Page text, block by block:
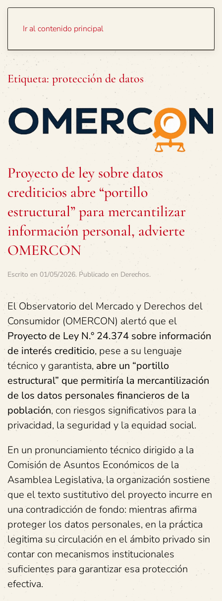
Ir al contenido principal
Etiqueta: protección de datos
Proyecto de ley sobre datos
crediticios abre “portillo
estructural” para mercantilizar
información personal, advierte
OMERCON
Escrito en 01/05/2026. Publicado en Derechos.
El Observatorio del Mercado y Derechos del
Consumidor (OMERCON) alertó que el
Proyecto de Ley N.° 24.374 sobre información
de interés crediticio, pese a su lenguaje
técnico y garantista, abre un “portillo
estructural” que permitiría la mercantilización
de los datos personales financieros de la
población, con riesgos significativos para la
privacidad, la seguridad y la equidad social.
En un pronunciamiento técnico dirigido a la
Comisión de Asuntos Económicos de la
Asamblea Legislativa, la organización sostiene
que el texto sustitutivo del proyecto incurre en
una contradicción de fondo: mientras afirma
proteger los datos personales, en la práctica
legitima su circulación en el ámbito privado sin
contar con mecanismos institucionales
suficientes para garantizar esa protección
efectiva.